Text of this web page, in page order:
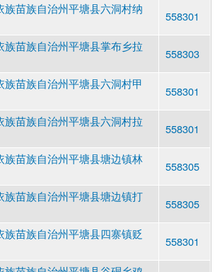
族苗族自治州平塘县六洞村纳
558301
族苗族自治州平塘县掌布乡拉
558303
族苗族自治州平塘县六洞村甲
558301
族苗族自治州平塘县六洞村拉
558301
族苗族自治州平塘县塘边镇林
558305
族苗族自治州平塘县塘边镇打
558305
族苗族自治州平塘县四寨镇贬
558301